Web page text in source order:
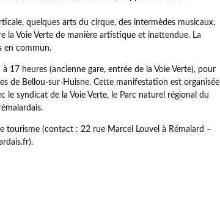
quelques arts du cirque, des intermèdes musicaux,
la Voie Verte de manière artistique et inattendue. La
en commun.
17 heures (ancienne gare, entrée de la Voie Verte), pour
de Bellou-sur-Huisne. Cette manifestation est organisée
le syndicat de la Voie Verte, le Parc naturel régional du
tourisme (contact : 22 rue Marcel Louvel à Rémalard –